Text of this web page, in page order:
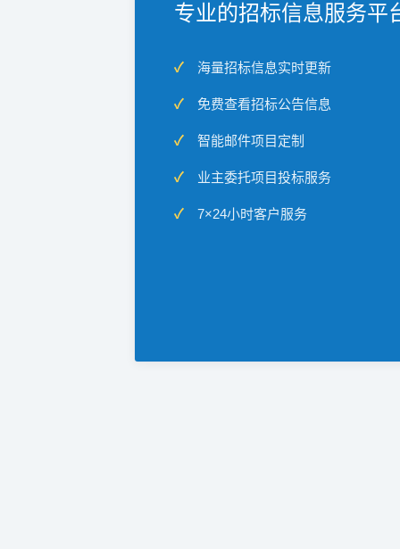
专业的招标信息服务平
海量招标信息实时更新
免费查看招标公告信息
智能邮件项目定制
业主委托项目投标服务
7×24小时客户服务